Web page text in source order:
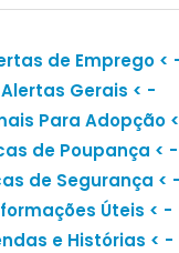
de Emprego<
Alertas Gerais < -
Para Adopção
de Poupança < -
de Segurança < -
Úteis < -
e Histórias < -